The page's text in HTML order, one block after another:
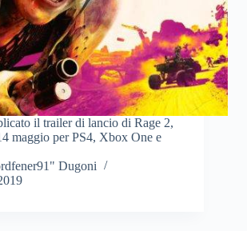
il trailer di lancio di Rage 2,
maggio per PS4, Xbox One e
Dugoni